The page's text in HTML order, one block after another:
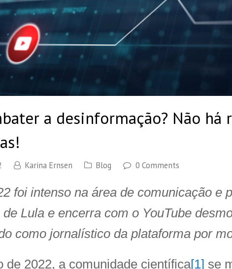
a desinformação? Não
Karina Ernsen Blog 0 Comments
foi intenso na área de comunicação e
Lula e encerra com o YouTube
como jornalístico da plataforma por
de 2022, a comunidade científica[1] se